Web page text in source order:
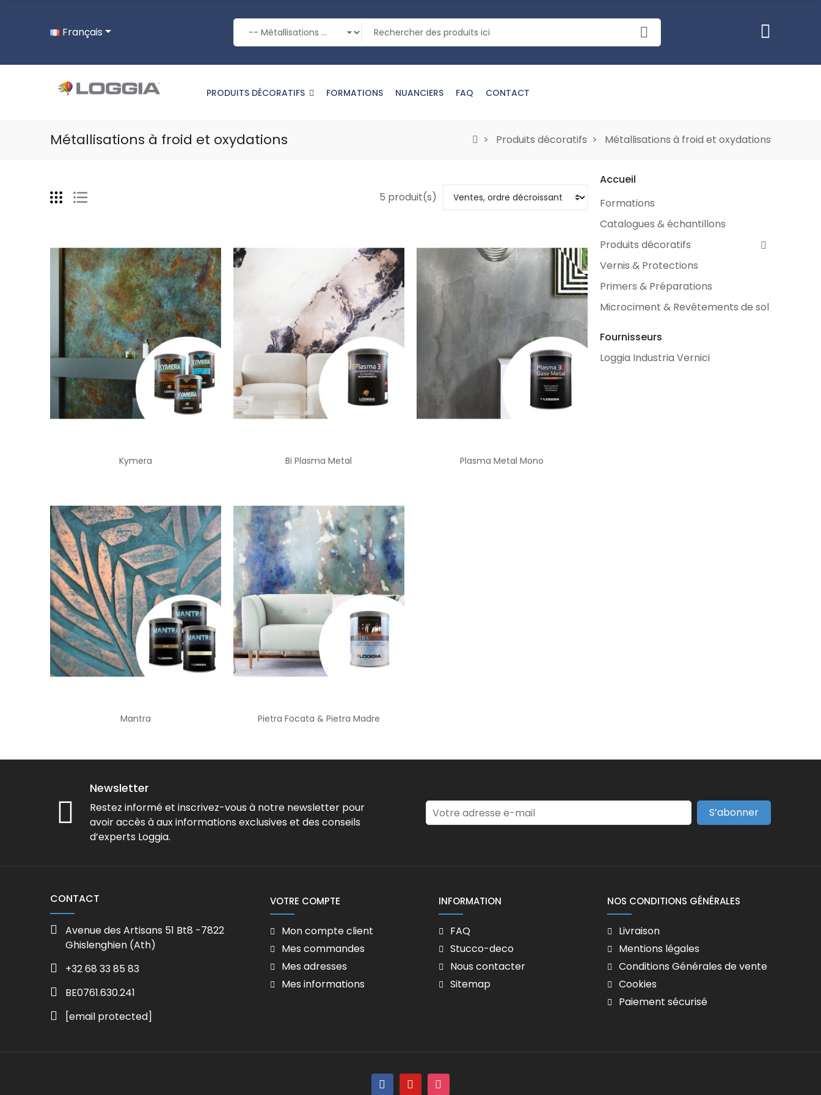
Français
PRODUITS DÉCORATIFS FORMATIONS NUANCIERS FAQ CONTACT
Métallisations à froid et oxydations Produits décoratifs Métallisations à froid et oxydations
5 produit(s)
Kymera Bi Plasma Metal Plasma Metal Mono
Mantra Pietra Focata & Pietra Madre
Accueil
Formations
Catalogues & échantillons
Produits décoratifs
Vernis & Protections
Primers & Préparations
Microciment & Revêtements de sol
Fournisseurs
Loggia Industria Vernici
Newsletter
Restez informé et inscrivez-vous à notre newsletter pour
avoir accès à aux informations exclusives et des conseils
d’experts Loggia.
S’abonner
CONTACT
Avenue des Artisans 51 Bt8 -7822
Ghislenghien (Ath)
+32 68 33 85 83
BE0761.630.241
[email protected]
VOTRE COMPTE
Mon compte client
Mes commandes
Mes adresses
Mes informations
INFORMATION
FAQ
Stucco-deco
Nous contacter
Sitemap
NOS CONDITIONS GÉNÉRALES
Livraison
Mentions légales
Conditions Générales de vente
Cookies
Paiement sécurisé